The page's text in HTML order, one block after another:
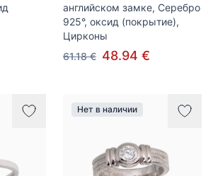
английском замке, Серебро
925°, оксид (покрытие),
Цирконы
61.18 € 48.94 €
Нет в наличии